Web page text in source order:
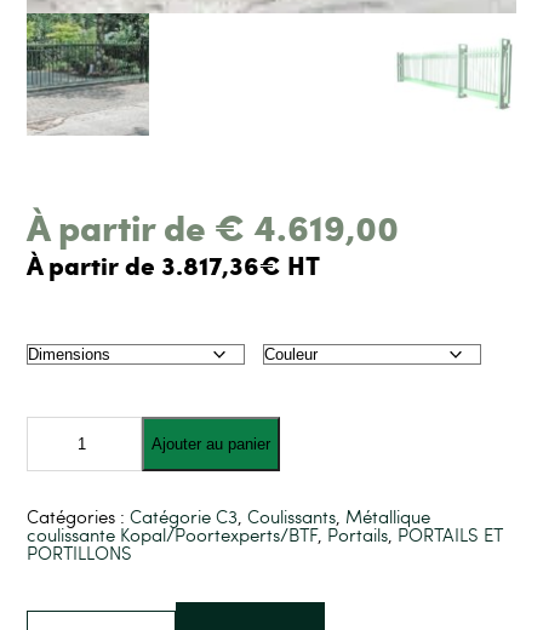
À partir de € 4.619,00
À partir de 3.817,36€ HT
quantité
coulissante
type
"LANCIO"
manuelle
Ajouter au panier
Catégories :Catégorie C3 ,Coulissants Métallique
coulissante Kopal/Poortexperts/BTF, Portails PORTAILS ET
PORTILLONS